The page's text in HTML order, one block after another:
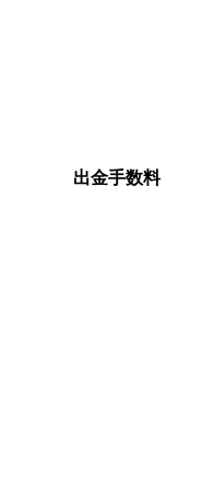
出金手数料